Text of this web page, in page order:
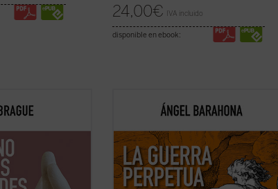
24,00€ IVA incluido
disponible en ebook:
es la
Brague sobre el
. En una sucesión de
una teoría de la
la que Dios provee
Las preguntas que surgen en este
hostilidad guerrera ha sido un hecho
constatable, permanente a lo largo de la
historia de la humanidad y podemos
sospechar que lo seguirá siendo? ¿Por
qué la actividad ...(ver ficha)